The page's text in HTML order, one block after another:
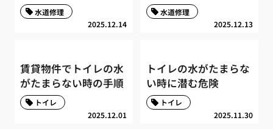
2025.12.14
水道修理
2025.12.13
水道修理
賃貸物件でトイレの水
がたまらない時の手順
2025.12.01
トイレ
トイレの水がたまらな
い時に潜む危険
2025.11.30
トイレ